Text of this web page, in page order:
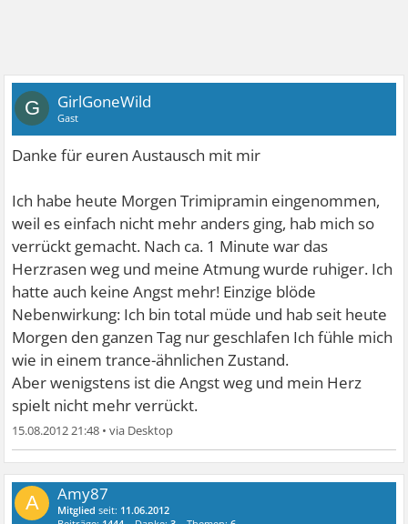
G GirlGoneWild
Gast
Danke für euren Austausch mit mir
Ich habe heute Morgen Trimipramin eingenommen,
weil es einfach nicht mehr anders ging, hab mich so
verrückt gemacht. Nach ca. 1 Minute war das
Herzrasen weg und meine Atmung wurde ruhiger. Ich
hatte auch keine Angst mehr! Einzige blöde
Nebenwirkung: Ich bin total müde und hab seit heute
Morgen den ganzen Tag nur geschlafen Ich fühle mich
wie in einem trance-ähnlichen Zustand.
Aber wenigstens ist die Angst weg und mein Herz
spielt nicht mehr verrückt.
15.08.2012 21:48 •
A Amy87
Mitglied seit: 11.06.2012